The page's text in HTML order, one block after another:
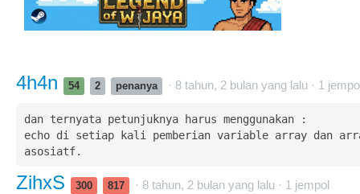
4h4n 54 2 penanya · 8 tahun, 2 bulan yang lalu · 1
dan ternyata petunjuknya harus menggunakan :
echo di setiap kali pemberian variable array dan
asosiatf.
ZihxS 300 817 · 8 tahun, 2 bulan yang lalu · 1 jempol